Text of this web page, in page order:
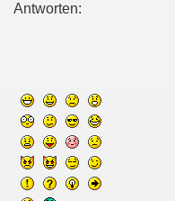
Antworten: